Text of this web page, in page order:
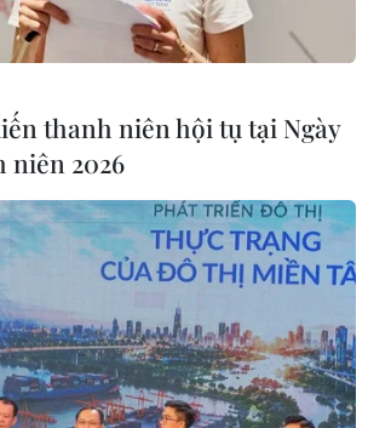
MỤC
thanh niên hội tụ tại Ngày
niên 2026